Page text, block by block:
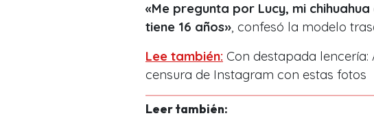
«Me pregunta por Lucy, mi
tiene 16 años», confesó la modelo
Lee también: Con destapada
censura de Instagram con estas fotos
Leer también: